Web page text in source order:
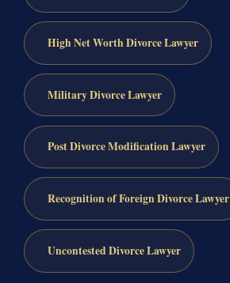
High Net Worth Divorce Lawyer
Military Divorce Lawyer
Post Divorce Modification Lawyer
Recognition of Foreign Divorce Lawyer
Uncontested Divorce Lawyer